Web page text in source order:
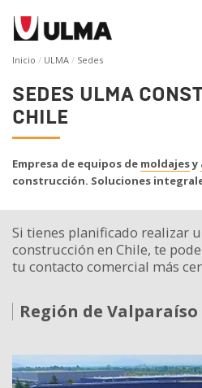
Inicio ULMA Sedes
SEDES ULMA
CHILE
Empresa de equipos de moldajesy
construcción. Soluciones
Si tienes planificado realizar
construcción en Chile, te
tu contacto comercial más
Región de Valparaíso